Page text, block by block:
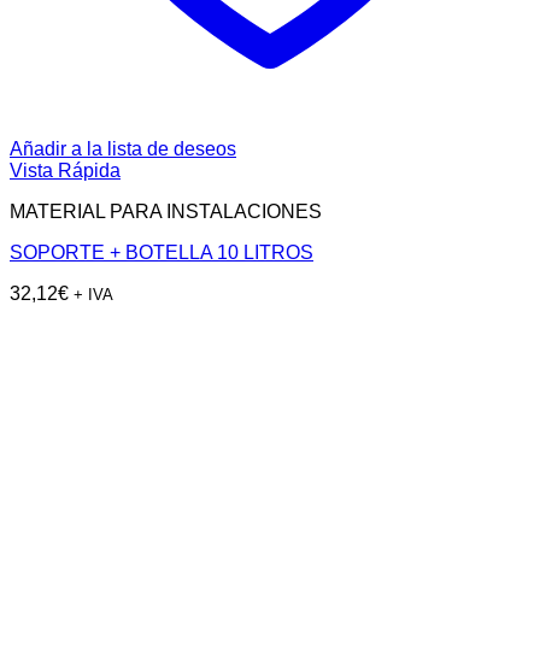
Añadir a la lista de deseos
Vista Rápida
MATERIAL PARA INSTALACIONES
SOPORTE + BOTELLA 10 LITROS
32,12€ + IVA